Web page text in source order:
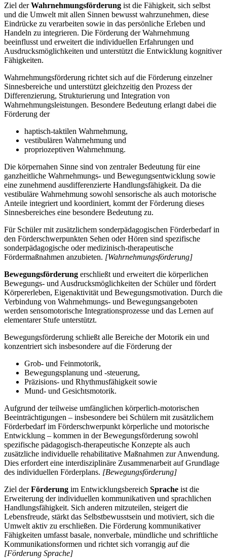
Ziel derWahrnehmungsförderung ist die Fähigkeit, sich selbst
und die Umwelt mit allen Sinnen bewusst wahrzunehmen, diese
Eindrücke zu verarbeiten sowie in das persönliche Erleben und
Handeln zu integrieren. Die Förderung der Wahrnehmung
beeinflusst und erweitert die individuellen Erfahrungen und
Ausdrucksmöglichkeiten und unterstützt die Entwicklung kognitiver
Fähigkeiten.
Wahrnehmungsförderung richtet sich auf die Förderung einzelner
Sinnesbereiche und unterstützt gleichzeitig den Prozess der
Differenzierung, Strukturierung und Integration von
Wahrnehmungsleistungen. Besondere Bedeutung erlangt dabei die
Förderung der
haptisch-taktilen Wahrnehmung,
vestibulären Wahrnehmung und
propriozeptiven Wahrnehmung.
Die körpernahen Sinne sind von zentraler Bedeutung für eine
ganzheitliche Wahrnehmungs- und Bewegungsentwicklung sowie
eine zunehmend ausdifferenzierte Handlungsfähigkeit. Da die
vestibuläre Wahrnehmung sowohl sensorische als auch motorische
Anteile integriert und koordiniert, kommt der Förderung dieses
Sinnesbereiches eine besondere Bedeutung zu.
Für Schüler mit zusätzlichem sonderpädagogischen Förderbedarf in
den Förderschwerpunkten Sehen oder Hören sind spezifische
sonderpädagogische oder medizinisch-therapeutische
Fördermaßnahmen anzubieten. [Wahrnehmungsförderung]
Bewegungsförderung erschließt und erweitert die körperlichen
Bewegungs- und Ausdrucksmöglichkeiten der Schüler und fördert
Körpererleben, Eigenaktivität und Bewegungsmotivation. Durch die
Verbindung von Wahrnehmungs- und Bewegungsangeboten
werden sensomotorische Integrationsprozesse und das Lernen auf
elementarer Stufe unterstützt.
Bewegungsförderung schließt alle Bereiche der Motorik ein und
konzentriert sich insbesondere auf die Förderung der
Grob- und Feinmotorik,
Bewegungsplanung und -steuerung,
Präzisions- und Rhythmusfähigkeit sowie
Mund- und Gesichtsmotorik.
Aufgrund der teilweise umfänglichen körperlich-motorischen
Beeinträchtigungen – insbesondere bei Schülern mit zusätzlichem
Förderbedarf im Förderschwerpunkt körperliche und motorische
Entwicklung – kommen in der Bewegungsförderung sowohl
spezifische pädagogisch-therapeutische Konzepte als auch
zusätzliche individuelle rehabilitative Maßnahmen zur Anwendung.
Dies erfordert eine interdisziplinäre Zusammenarbeit auf Grundlage
des individuellen Förderplans. [Bewegungsförderung]
Ziel derFörderung im Entwicklungsbereich Sprache ist die
Erweiterung der individuellen kommunikativen und sprachlichen
Handlungsfähigkeit. Sich anderen mitzuteilen, steigert die
Lebensfreude, stärkt das Selbstbewusstsein und motiviert, sich die
Umwelt aktiv zu erschließen. Die Förderung kommunikativer
Fähigkeiten umfasst basale, nonverbale, mündliche und schriftliche
Kommunikationsformen und richtet sich vorrangig auf die
[Förderung Sprache]